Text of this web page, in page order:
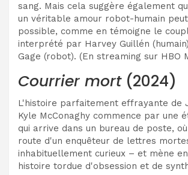
sang. Mais cela suggère également
un véritable amour robot-humain
possible, comme en témoigne le
interprété par Harvey Guillén
Gage (robot). (En streaming sur HBO
Courrier mort(2024)
L'histoire parfaitement effrayante de
Kyle McConaghy commence par une
qui arrive dans un bureau de poste,
route d'un enquêteur de lettres
inhabituellement curieux – et mène
histoire tordue d'obsession et de